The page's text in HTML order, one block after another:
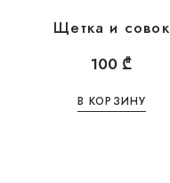
Щетка и совок
100 ₾
В КОРЗИНУ